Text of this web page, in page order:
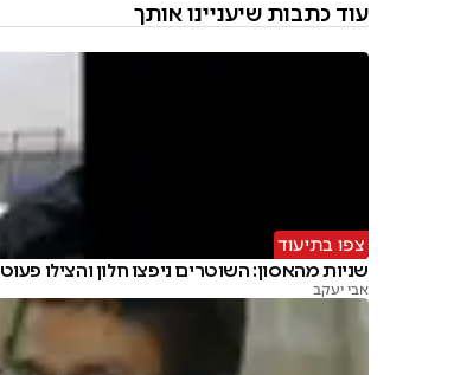
עוד כתבות שיעניינו אותך
צפו בתיעוד
שניות מהאסון: השוטרים ניפצו חלון והצילו פעוט
אבי יעקב